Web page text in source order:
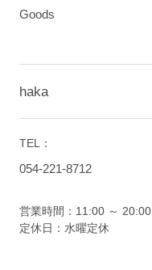
Goods
haka
TEL：
054-221-8712
営業時間：11:00 ～ 20:00
定休日：水曜定休